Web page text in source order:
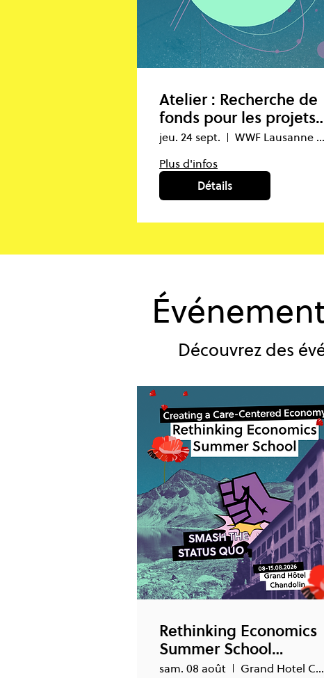
Atelier : Recherche de
fonds pour les projets
et les organisations à
impact
jeu. 24 sept.
WWF Lausanne - 1er étage
Plus d'infos
Détails
Découvrez des
Rethinking Economics
Summer School
Switzerland
sam. 08 août
Grand Hotel Chandolin (Valais)